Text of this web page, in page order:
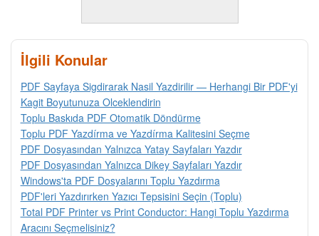
İlgili Konular
PDF Sayfaya Sigdirarak Nasil Yazdirilir — Herhangi Bir PDF'yi
Kagit Boyutunuza Olceklendirin
Toplu Baskıda PDF Otomatik Döndürme
Toplu PDF Yazdírma ve Yazdírma Kalitesini Seçme
PDF Dosyasından Yalnızca Yatay Sayfaları Yazdır
PDF Dosyasından Yalnızca Dikey Sayfaları Yazdır
Windows'ta PDF Dosyalarını Toplu Yazdırma
PDF'leri Yazdırırken Yazıcı Tepsisini Seçin (Toplu)
Total PDF Printer vs Print Conductor: Hangi Toplu Yazdırma
Aracını Seçmelisiniz?